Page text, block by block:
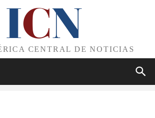
ICN
CENTRAL DE NOTICIAS